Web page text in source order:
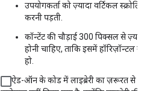
उपयोगकर्ता को ज़्यादा वर्टिकल
करनी पड़ती.
कॉन्टेंट की चौड़ाई 300 पिक्सल से
होनी चाहिए, ताकि इसमें हॉरिज़ॉन्टल
हो.
ऐड-ऑन के कोड में लाइब्रेरी का ज़रूरत से